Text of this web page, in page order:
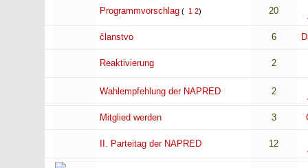
Programmvorschlag ( 1 2) 20
članstvo
6
Reaktivierung 2
Wahlempfehlung der NAPRED 2
Mitglied werden
3
II. Parteitag der NAPRED 12